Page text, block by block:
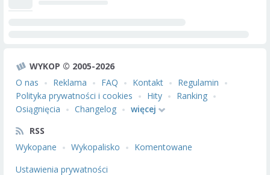
WYKOP © 2005-2026
O nas
Reklama FAQ Kontakt
Regulamin
Polityka prywatności i cookies
Hity
Ranking
Osiągnięcia
Changelog
więcej
RSS
Wykopane
Wykopalisko
Komentowane
Ustawienia prywatności